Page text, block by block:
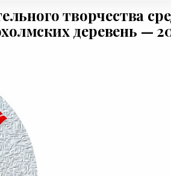
творчества
деревень —